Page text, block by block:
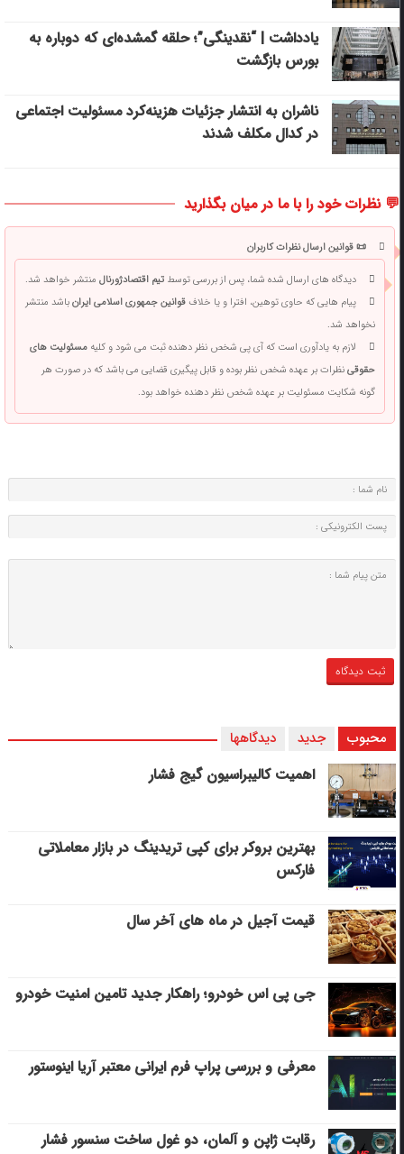
یادداشت | “نقدینگی”؛ حلقه گمشده‌ای که دوباره به
بورس بازگشت
ناشران به انتشار جزئیات هزینه‌کرد مسئولیت اجتماعی
در کدال مکلف شدند
💬 نظرات خود را با ما در میان بگذارید
📜 قوانین ارسال نظرات کاربران
دیدگاه های ارسال شده شما، پس از بررسی توسطتیم اقتصادژورنالمنتشر خواهد شد.
پیام هایی که حاوی توهین، افترا و یا خلافقوانین جمهوری اسلامی ایرانباشد منتشر
نخواهد شد.
لازم به یادآوری است که آی پی شخص نظر دهنده ثبت می شود و کلیهمسئولیت های
حقوقینظرات بر عهده شخص نظر بوده و قابل پیگیری قضایی می باشد که در صورت هر
گونه شکایت مسئولیت بر عهده شخص نظر دهنده خواهد بود.
محبوب جدید دیدگاهها
اهمیت کالیبراسیون گیج فشار
بهترین بروکر برای کپی‌ تریدینگ در بازار معاملاتی
فارکس
قیمت آجیل در ماه های آخر سال
جی پی اس خودرو؛ راهکار جدید تامین امنیت خودرو
معرفی و بررسی پراپ فرم ایرانی معتبر آریا اینوستور
رقابت ژاپن و آلمان، دو غول ساخت سنسور فشار